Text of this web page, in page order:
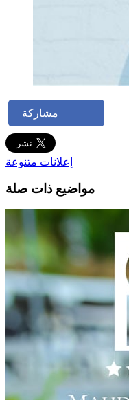
مشاركة
إعلانات متنوعة
مواضيع ذات صلة